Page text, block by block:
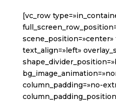
[vc_row
scene_position=»center»
text_align=»left»
column_padding=»no-